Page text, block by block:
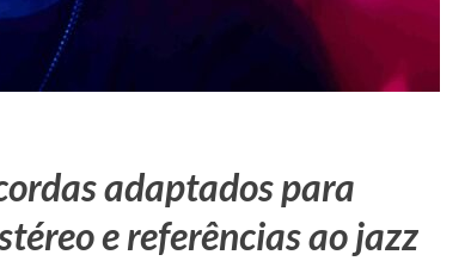
adaptados para
e referências ao jazz